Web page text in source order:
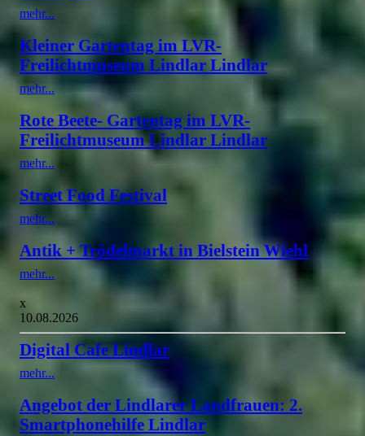
mehr...
Kleiner Gartentag im LVR-
Freilichtmuseum Lindlar Lindlar
mehr...
Rote Beete- Gartentag im LVR-
Freilichtmuseum Lindlar Lindlar
mehr...
Street Food Festival
mehr...
Antik + Trödelmarkt in Bielstein Wiehl
mehr...
x
10.08.2026
Digital Cafe Lindlar
mehr...
Angebot der Lindlarer Landfrauen: 2.
Smartphonehilfe Lindlar